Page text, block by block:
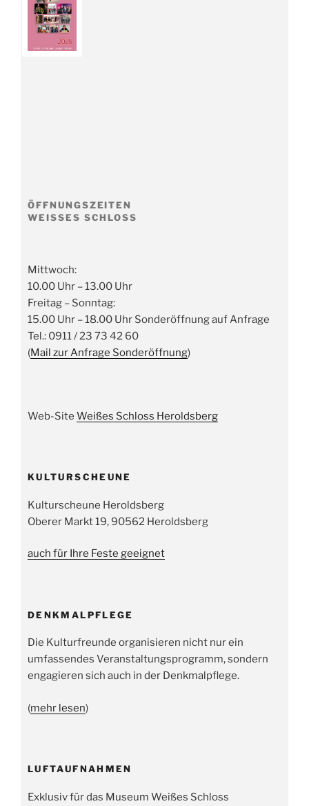
ÖFFNUNGSZEITEN
WEISSES SCHLOSS
Mittwoch:
10.00 Uhr – 13.00 Uhr
Freitag – Sonntag:
15.00 Uhr – 18.00 Uhr Sonderöffnung auf Anfrage
Tel.: 0911 / 23 73 42 60
(Mail zur Anfrage Sonderöffnung)
Web-Site Weißes Schloss Heroldsberg
KULTURSCHEUNE
Kulturscheune Heroldsberg
Oberer Markt 19, 90562 Heroldsberg
auch für Ihre Feste geeignet
DENKMALPFLEGE
Die Kulturfreunde organisieren nicht nur ein
umfassendes Veranstaltungsprogramm, sondern
engagieren sich auch in der Denkmalpflege.
(mehr lesen)
LUFTAUFNAHMEN
Exklusiv für das Museum Weißes Schloss